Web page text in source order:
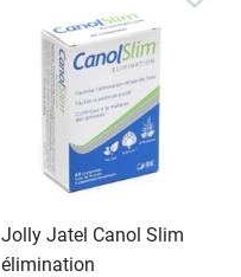
Jolly Jatel Canol Slim
élimination